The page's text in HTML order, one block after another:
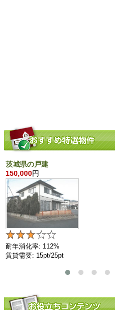
茨城県の戸建
150,000円
耐年消化率: 112%
賃貸需要: 15pt/25pt